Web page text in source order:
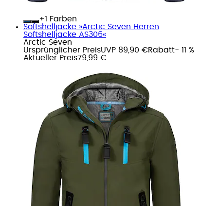
+
Farben
Softshelljacke »Arctic Seven Herren
Softshelljacke AS306«
Arctic Seven
Ursprünglicher PreisUVP 89,90 €Rabatt- 11 %
Aktueller Preis79,99 €